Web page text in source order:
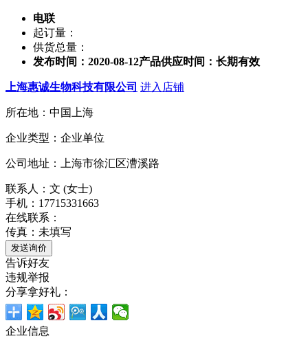
电联
起订量：
供货总量：
发布时间：2020-08-12产品供应时间：长期有效
上海惠诚生物科技有限公司 进入店铺
所在地：中国上海
企业类型：企业单位
公司地址：上海市徐汇区漕溪路
联系人：文 (女士)
手机：17715331663
在线联系：
传真：未填写
告诉好友
违规举报
分享拿好礼：
企业信息